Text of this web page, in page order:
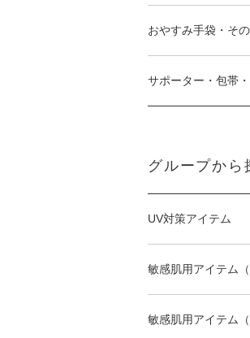
おやすみ手袋・そ
サポーター・包帯
グループから
UV対策アイテム
敏感肌用アイテム（
敏感肌用アイテム（